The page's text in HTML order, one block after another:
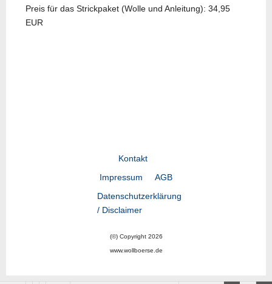
Preis für das Strickpaket (Wolle und Anleitung): 34,95
EUR
Kontakt
Impressum
AGB
Datenschutzerklärung
/ Disclaimer
(©) Copyright 2026
www.wollboerse.de